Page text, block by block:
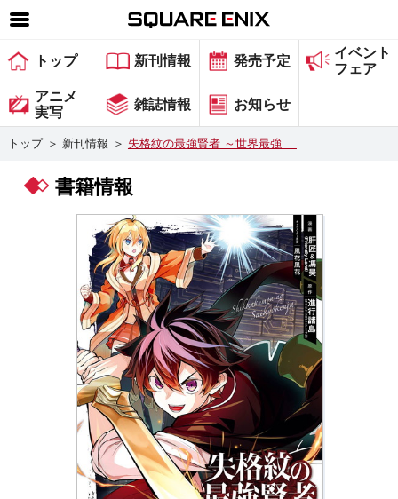
SQUARE ENIX 公式サイトメニュー
ゲーム
マガジン＆ブックス
グッズ
会社情報 採用情報
スクウェア・エニックス サイト内検索
トップ 新刊情報 発売予定
イベント
フェア
アニメ
実写
雑誌情報 お知らせ
トップ ＞ 新刊情報 ＞ 失格紋の最強賢者 ～世界最強 …
書籍情報